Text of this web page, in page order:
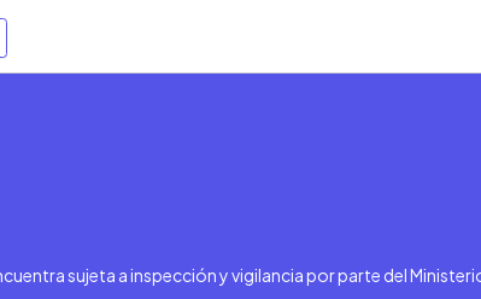
sujeta a inspección y vigilancia por parte del